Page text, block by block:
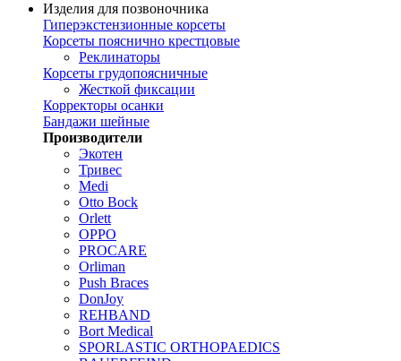
Изделия для позвоночника
Гиперэкстензионные корсеты
Корсеты пояснично крестцовые
Реклинаторы
Корсеты грудопоясничные
Жесткой фиксации
Корректоры осанки
Бандажи шейные
Производители
Экотен
Тривес
Medi
Otto Bock
Orlett
OPPO
PROCARE
Orliman
Push Braces
DonJoy
REHBAND
Bort Medical
SPORLASTIC ORTHOPAEDICS